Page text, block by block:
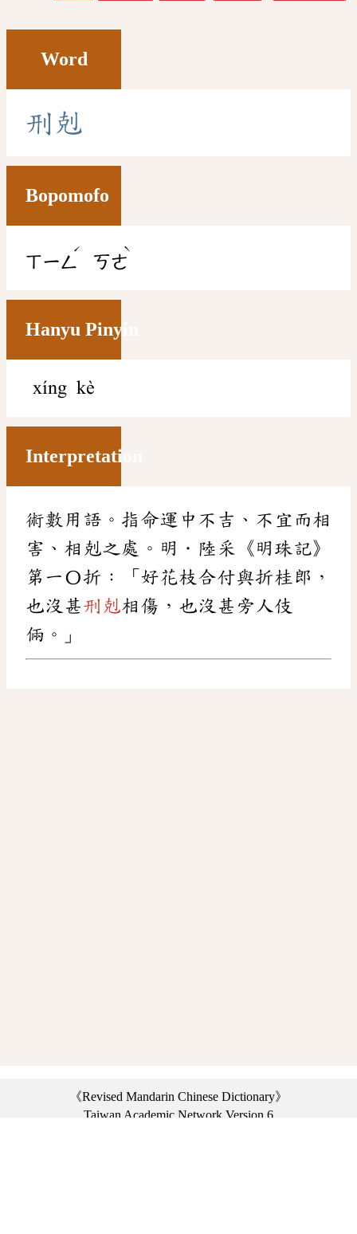
Word
刑 剋
Bopomofo
ㄒㄧㄥ
ˊ
ㄎㄜ
ˋ
Hanyu Pinyin
xíng kè
Interpretation
術數用語。指命運中不吉、不宜而相
害、相剋之處。明．陸采《明珠記》
第一〇折：「好花枝合付與折桂郎，
也沒甚刑剋相傷，也沒甚旁人伎
倆。」
《Revised Mandarin Chinese Dictionary》
Taiwan Academic Network Version 6